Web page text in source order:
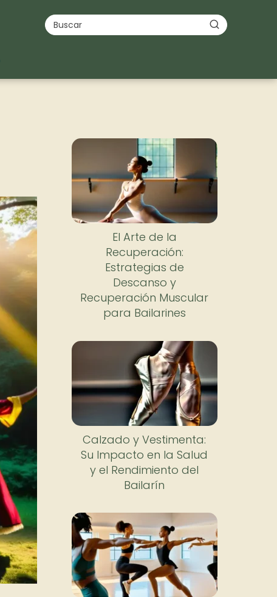
El Arte de la
Recuperación:
Estrategias de
Descanso y
Recuperación Muscular
para Bailarines
Calzado y Vestimenta:
Su Impacto en la Salud
y el Rendimiento del
Bailarín